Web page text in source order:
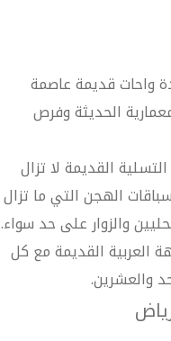
واحات قديمة عاصمة
الحديثة وفرص
القديمة لا تزال
الهجن التي ما تزال
والزوار على حد سواء.
العربية القديمة مع كل
والعشرين.